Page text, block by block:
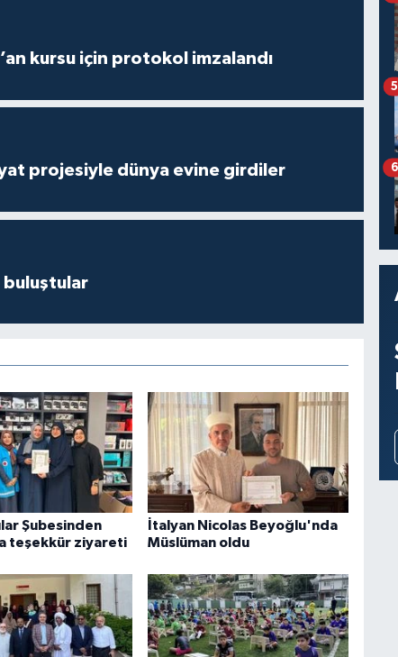
kursu için protokol imzalandı
projesiyle dünya evine girdiler
buluştular
Şubesinden
teşekkür ziyareti
İtalyan Nicolas Beyoğlu'nda
Müslüman oldu
5
6